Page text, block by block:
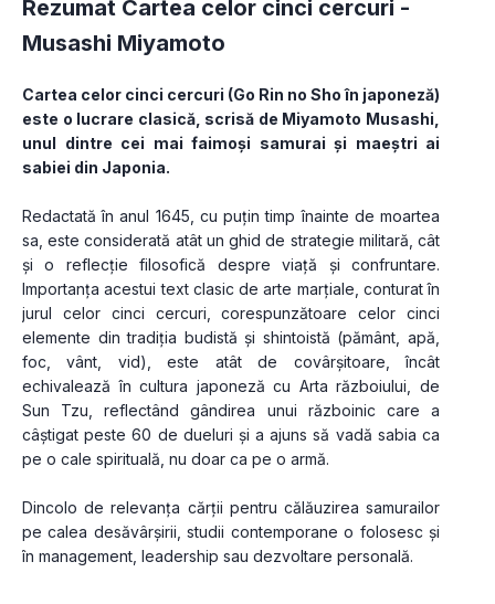
Rezumat Cartea celor cinci cercuri -
Musashi Miyamoto
Cartea celor cinci cercuri (Go Rin no Sho în japoneză)
este o lucrare clasică, scrisă de Miyamoto Musashi,
unul dintre cei mai faimoși samurai și maeștri ai
sabiei din Japonia.
Redactată în anul 1645, cu puțin timp înainte de moartea
sa, este considerată atât un ghid de strategie militară, cât
și o reflecție filosofică despre viață și confruntare.
Importanța acestui text clasic de arte marțiale, conturat în
jurul celor cinci cercuri, corespunzătoare celor cinci
elemente din tradiția budistă și shintoistă (pământ, apă,
foc, vânt, vid), este atât de covârșitoare, încât
echivalează în cultura japoneză cu Arta războiului, de
Sun Tzu, reflectând gândirea unui războinic care a
câștigat peste 60 de dueluri și a ajuns să vadă sabia ca
pe o cale spirituală, nu doar ca pe o armă.
Dincolo de relevanța cărții pentru călăuzirea samurailor
pe calea desăvârșirii, studii contemporane o folosesc și
în management, leadership sau dezvoltare personală.